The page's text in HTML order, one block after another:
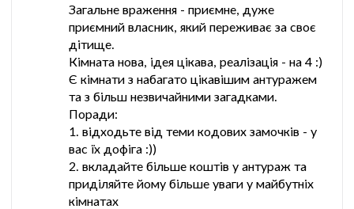
Загальне враження - приємне, дуже
приємний власник, який переживає за своє
дітище.
Кімната нова, ідея цікава, реалізація - на 4 :)
Є кімнати з набагато цікавішим антуражем
та з більш незвичайними загадками.
Поради:
1. відходьте від теми кодових замочків - у
вас їх дофіга :))
2. вкладайте більше коштів у антураж та
приділяйте йому більше уваги у майбутніх
кімнатах